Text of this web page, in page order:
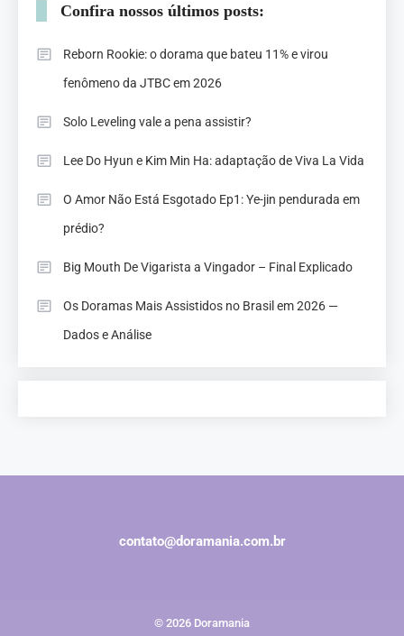
Confira nossos últimos posts:
Reborn Rookie: o dorama que bateu 11% e virou
fenômeno da JTBC em 2026
Solo Leveling vale a pena assistir?
Lee Do Hyun e Kim Min Ha: adaptação de Viva La Vida
O Amor Não Está Esgotado Ep1: Ye-jin pendurada em
prédio?
Big Mouth De Vigarista a Vingador – Final Explicado
Os Doramas Mais Assistidos no Brasil em 2026 —
Dados e Análise
contato@doramania.com.br
© 2026 Doramania